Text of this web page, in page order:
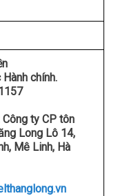
chính.
ty CP tôn
Long Lô 14,
Mê Linh, Hà